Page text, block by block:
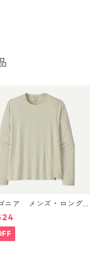
ニア メンズ・ロング
ブ・キャプリーン・ク
デイリー・シャツ Dyno